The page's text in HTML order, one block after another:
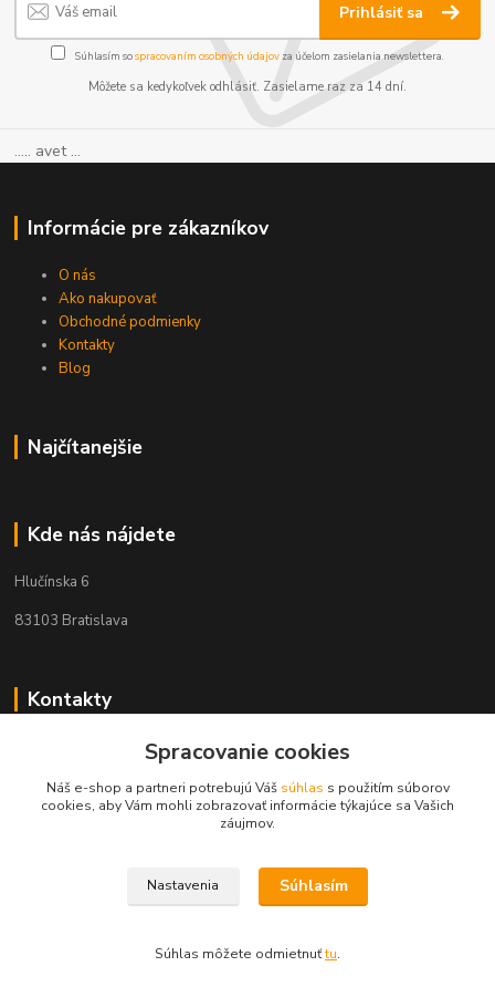
Prihlásiť sa
Súhlasím sospracovaním osobných údajov za účelom zasielania newslettera.
Môžete sa kedykoľvek odhlásiť. Zasielame raz za 14 dní.
..... avet ...
Informácie pre zákazníkov
O nás
Ako nakupovať
Obchodné podmienky
Kontakty
Blog
Najčítanejšie
Kde nás nájdete
Hlučínska 6
83103 Bratislava
Kontakty
+421 908 678 479
info@audiovideoshop.sk
Spracovanie cookies
Náš e-shop a partneri potrebujú Váš súhlas s použitím súborov
cookies, aby Vám mohli zobrazovať informácie týkajúce sa Vašich
záujmov.
Nastavenia Súhlasím
Súhlas môžete odmietnuťtu.